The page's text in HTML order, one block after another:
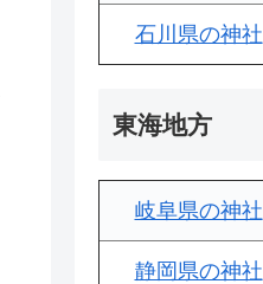
石川県の神社
東海地方
岐阜県の神社
静岡県の神社